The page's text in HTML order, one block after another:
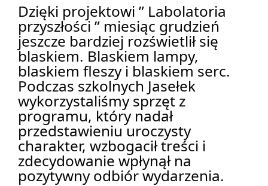
Dzięki projektowi ” Labolatoria
przyszłości ” miesiąc grudzień
jeszcze bardziej rozświetlił się
blaskiem. Blaskiem lampy,
blaskiem fleszy i blaskiem serc.
Podczas szkolnych Jasełek
wykorzystaliśmy sprzęt z
programu, który nadał
przedstawieniu uroczysty
charakter, wzbogacił treści i
zdecydowanie wpłynął na
pozytywny odbiór wydarzenia.